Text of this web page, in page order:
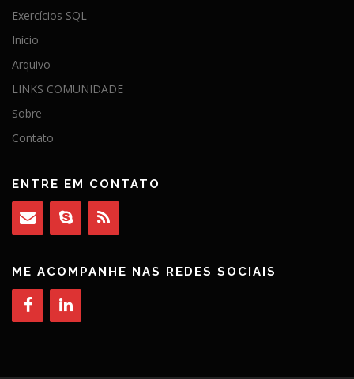
Exercícios SQL
Início
Arquivo
LINKS COMUNIDADE
Sobre
Contato
ENTRE EM CONTATO
ME ACOMPANHE NAS REDES SOCIAIS